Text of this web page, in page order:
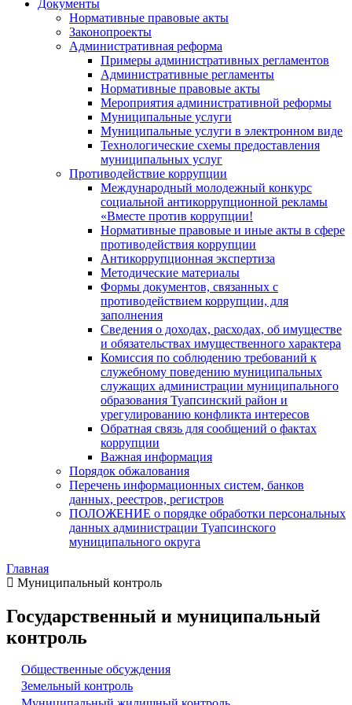
Документы
Нормативные правовые акты
Законопроекты
Административная реформа
Примеры административных регламентов
Административные регламенты
Нормативные правовые акты
Мероприятия административной реформы
Муниципальные услуги
Муниципальные услуги в электронном виде
Технологические схемы предоставления
муниципальных услуг
Противодействие коррупции
Международный молодежный конкурс
социальной антикоррупционной рекламы
«Вместе против коррупции!
Нормативные правовые и иные акты в сфере
противодействия коррупции
Антикоррупционная экспертиза
Методические материалы
Формы документов, связанных с
противодействием коррупции, для
заполнения
Сведения о доходах, расходах, об имуществе
и обязательствах имущественного характера
Комиссия по соблюдению требований к
служебному поведению муниципальных
служащих администрации муниципального
образования Туапсинский район и
урегулированию конфликта интересов
Обратная связь для сообщений о фактах
коррупции
Важная информация
Порядок обжалования
Перечень информационных систем, банков
данных, реестров, регистров
ПОЛОЖЕНИЕ о порядке обработки персональных
данных администрации Туапсинского
муниципального округа
Главная
Муниципальный контроль
Государственный и муниципальный
контроль
Общественные обсуждения
Земельный контроль